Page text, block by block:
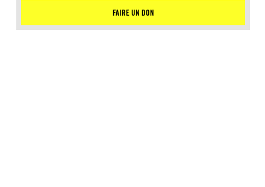
FAIRE UN DON